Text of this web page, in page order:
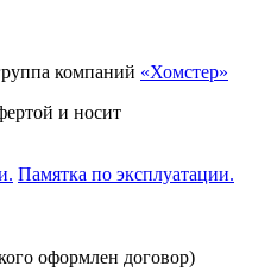
компаний «Хомстер»
и носит
Памятка по эксплуатации.
оформлен договор)